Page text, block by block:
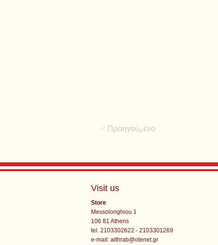
< Προηγούμενο
Visit us
Store
Messolonghiou 1
106 81 Athens
tel. 2103302622 - 2103301269
e-mail:aithrab@otenet.gr